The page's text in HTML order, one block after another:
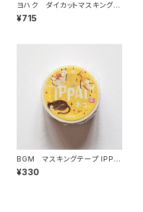
ヨハク ダイカットマスキングテ
ープ ソナタ YD-006
¥715
BGM マスキングテープ IPPA
I・猫がいっぱい
¥330